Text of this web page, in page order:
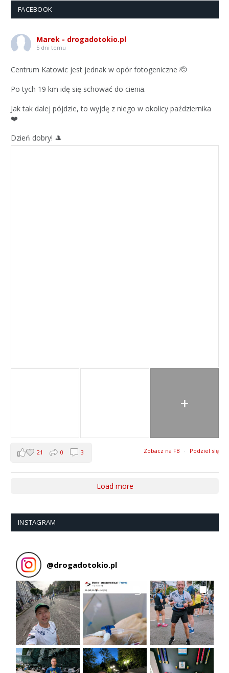
FACEBOOK
Marek - drogadotokio.pl
5 dni temu
Centrum Katowic jest jednak w opór fotogeniczne 🫡
Po tych 19 km idę się schować do cienia.
Jak tak dalej pójdzie, to wyjdę z niego w okolicy października
❤️
Dzień dobry! 🎩
+
Zobacz na FB · Podziel się
21 0 3
Load more
INSTAGRAM
@drogadotokio.pl